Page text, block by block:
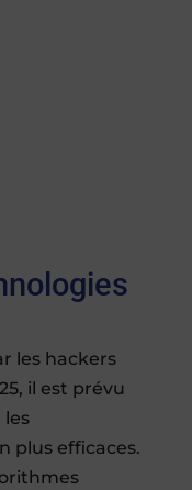
les hackers
il est prévu
les
plus efficaces.